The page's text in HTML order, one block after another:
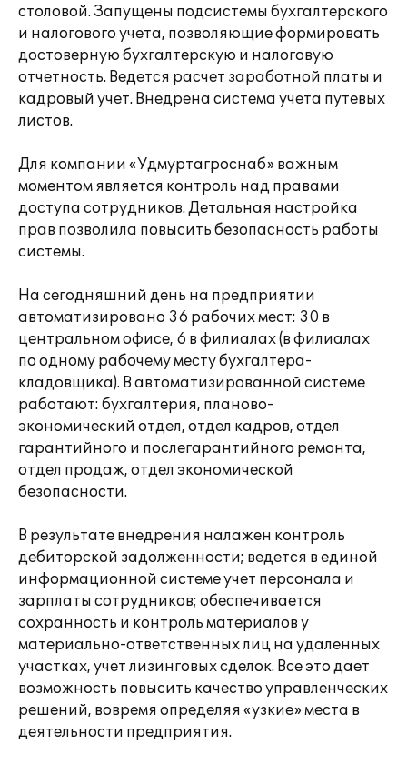
столовой. Запущены подсистемы бухгалтерского
и налогового учета, позволяющие формировать
достоверную бухгалтерскую и налоговую
отчетность. Ведется расчет заработной платы и
кадровый учет. Внедрена система учета путевых
листов.
Для компании «Удмуртагроснаб» важным
моментом является контроль над правами
доступа сотрудников. Детальная настройка
прав позволила повысить безопасность работы
системы.
На сегодняшний день на предприятии
автоматизировано 36 рабочих мест: 30 в
центральном офисе, 6 в филиалах (в филиалах
по одному рабочему месту бухгалтера-
кладовщика). В автоматизированной системе
работают: бухгалтерия, планово-
экономический отдел, отдел кадров, отдел
гарантийного и послегарантийного ремонта,
отдел продаж, отдел экономической
безопасности.
В результате внедрения налажен контроль
дебиторской задолженности; ведется в единой
информационной системе учет персонала и
зарплаты сотрудников; обеспечивается
сохранность и контроль материалов у
материально-ответственных лиц на удаленных
участках, учет лизинговых сделок. Все это дает
возможность повысить качество управленческих
решений, вовремя определяя «узкие» места в
деятельности предприятия.